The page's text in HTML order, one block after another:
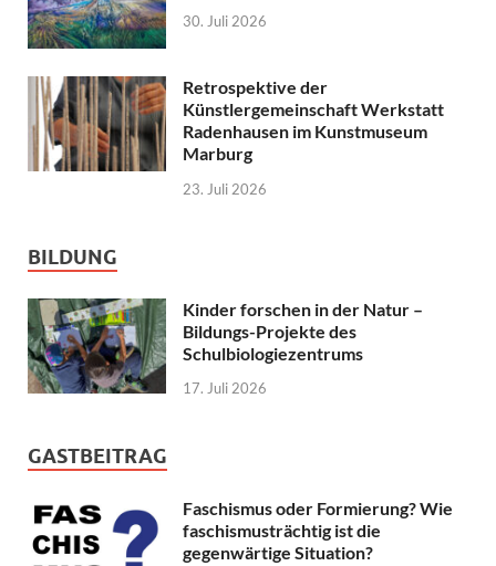
30. Juli 2026
Retrospektive der
Künstlergemeinschaft Werkstatt
Radenhausen im Kunstmuseum
Marburg
23. Juli 2026
BILDUNG
Kinder forschen in der Natur –
Bildungs-Projekte des
Schulbiologiezentrums
17. Juli 2026
GASTBEITRAG
Faschismus oder Formierung? Wie
faschismusträchtig ist die
gegenwärtige Situation?